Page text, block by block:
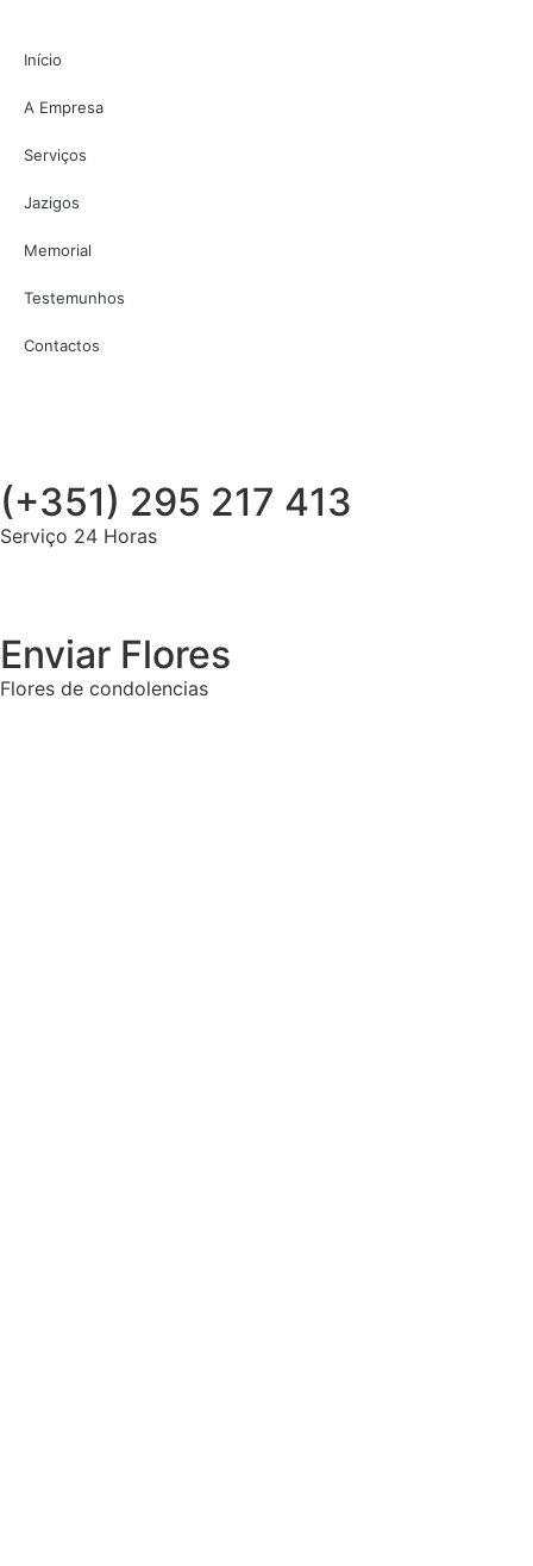
Início
A Empresa
Serviços
Jazigos
Memorial
Testemunhos
Contactos
(+351) 295 217 413
Serviço 24 Horas
Enviar Flores
Flores de condolencias